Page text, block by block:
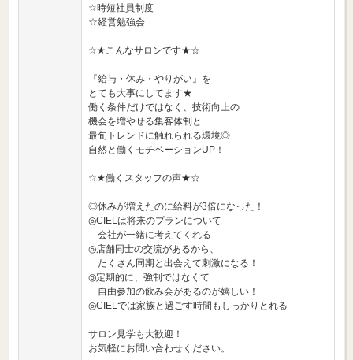
☆時短社員制度
☆経営勉強会
☆★こんなサロンです★☆
『給与・休み・やりがい』を
とても大事にしてます★
働く条件だけではなく、技術向上の
機会を増やせる集客体制と
最旬トレンドに触れられる環境◎
自然と働くモチベーションUP！
☆★働くスタッフの声★☆
◎休みが増えたのに給料が3倍になった！
◎CIELは将来のプランについて
会社が一緒に考えてくれる
◎店舗同士の交流があるから、
たくさん同期と出会えて刺激になる！
◎定期的に、強制ではなくて
自由参加の飲み会があるのが嬉しい！
◎CIELでは家族と過ごす時間もしっかりとれる
サロン見学も大歓迎！
お気軽にお問い合わせください。